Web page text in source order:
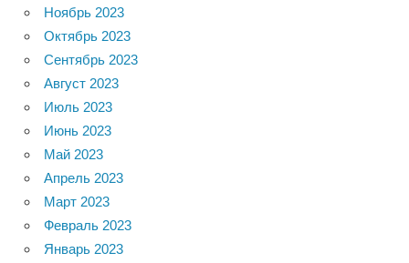
Ноябрь 2023
Октябрь 2023
Сентябрь 2023
Август 2023
Июль 2023
Июнь 2023
Май 2023
Апрель 2023
Март 2023
Февраль 2023
Январь 2023